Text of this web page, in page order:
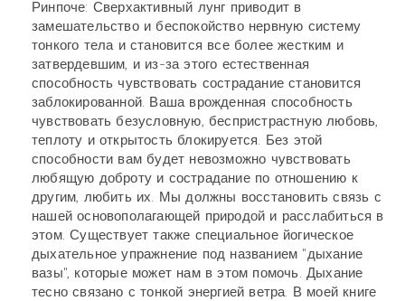
Ринпоче: Сверхактивный лунг приводит в
замешательство и беспокойство нервную систему
тонкого тела и становится все более жестким и
затвердевшим, и из-за этого естественная
способность чувствовать сострадание становится
заблокированной. Ваша врожденная способность
чувствовать безусловную, беспристрастную любовь,
теплоту и открытость блокируется. Без этой
способности вам будет невозможно чувствовать
любящую доброту и сострадание по отношению к
другим, любить их. Мы должны восстановить связь с
нашей основополагающей природой и расслабиться в
этом. Существует также специальное йогическое
дыхательное упражнение под названием "дыхание
вазы", которые может нам в этом помочь. Дыхание
тесно связано с тонкой энергией ветра. В моей книге